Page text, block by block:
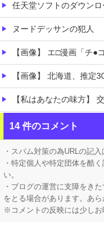
任天堂ソフトのダウン
ヌードデッサンの犯人
【画像】 エ□漫画「チ●コの
【画像】 北海道、推定300kgの
【私はあなたの味方】 交際歴ゼ
【にじさんじ】 女性陣
【Vtuber】 響咲リオナ←この人、ホロライブ
14 件のコメント
・スパム対策の為URLの記入
・特定個人や特定団体を酷
い。
・ブログの運営に支障をき
をとる場合があります。あら
※コメントの反映には少しお